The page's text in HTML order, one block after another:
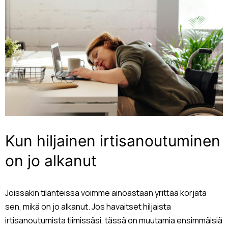
Kun hiljainen irtisanoutuminen
on jo alkanut
Joissakin tilanteissa voimme ainoastaan yrittää korjata
sen, mikä on jo alkanut. Jos havaitset hiljaista
irtisanoutumista tiimissäsi, tässä on muutamia ensimmäisiä